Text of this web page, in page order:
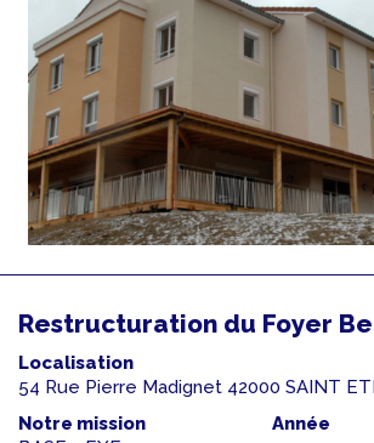
Restructuration du Foyer
Localisation
54 Rue Pierre Madignet 42000 SAINT
Notre mission
Année